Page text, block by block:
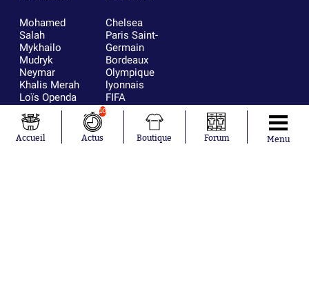
Mohamed
Salah
Mykhailo
Mudryk
Neymar
Khalis Merah
Loïs Openda
Niakhaté
Nicolás
Tagliafico
Chelsea
Paris Saint-
Germain
Bordeaux
Olympique
lyonnais
FIFA
Real Madrid
RC Strasbourg
AC Milan
France
Accueil
10
Actus Boutique Forum Menu